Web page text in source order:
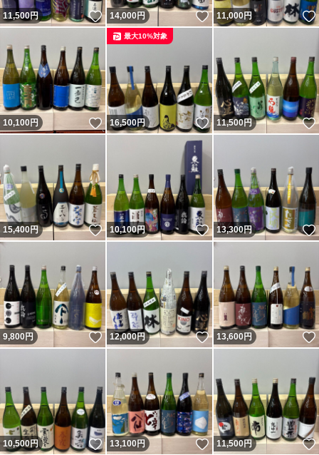
11,500円 いいね！
14,000円 いいね！
11,000円
10,100円 いいね！
16,500円 いいね！
最大10%対象
11,500円
15,400円 いいね！
10,100円 いいね！
13,300円
9,800円 いいね！
12,000円 いいね！
13,600円
10,500円 いいね！
13,100円 いいね！
11,500円